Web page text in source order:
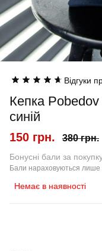
Відгуки
Кепка
синій
150 грн. 380 грн.
Бонусні бали за
Бали нараховуються
Немає в наявності